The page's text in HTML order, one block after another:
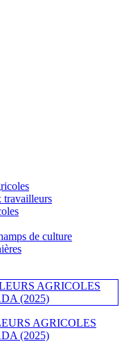
travailleurs
de culture
AGRICOLES
(2025)